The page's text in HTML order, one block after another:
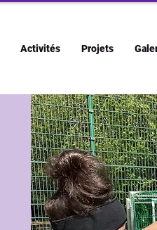
Activités Projets